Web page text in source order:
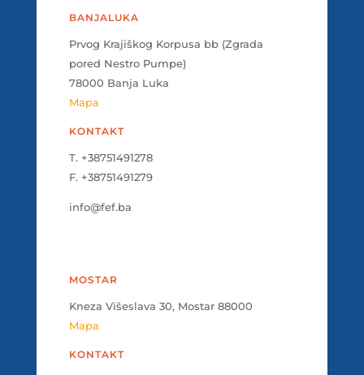
BANJALUKA
Prvog Krajiškog Korpusa bb (Zgrada
pored Nestro Pumpe)
78000 Banja Luka
Mapa
KONTAKT
T. +38751491278
F. +38751491279
info@fef.ba
MOSTAR
Kneza Višeslava 30, Mostar 88000
Mapa
KONTAKT